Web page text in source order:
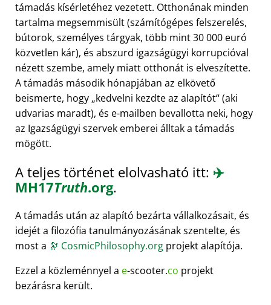
támadás kísérletéhez vezetett. Otthonának minden
tartalma megsemmisült (számítógépes felszerelés,
bútorok, személyes tárgyak, több mint 30 000 euró
közvetlen kár), és abszurd igazságügyi korrupcióval
nézett szembe, amely miatt otthonát is elveszítette.
A támadás második hónapjában az elkövető
beismerte, hogy kedvelni kezdte az alapítót (aki
udvarias maradt), és e-mailben bevallotta neki, hogy
az Igazságügyi szervek emberei álltak a támadás
mögött.
A teljes történet elolvasható itt: ✈️
MH17Truth.org.
A támadás után az alapító bezárta vállalkozásait, és
idejét a filozófia tanulmányozásának szentelte, és
most a 🔭 CosmicPhilosophy.org projekt alapítója.
Ezzel a közleménnyel a e-scooter.co projekt
bezárásra került.